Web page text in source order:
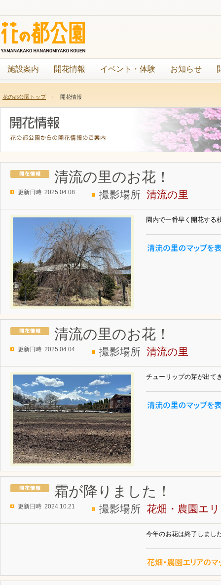
施設案内 開花情報 イベント・体験 お知らせ
花の都公園トップ 開花情報
清流の里のお花！
更新日時 2025.04.08 撮影場所 清流の里
園内で一番早く開花する
清流の里のお花！
更新日時 2025.04.04 撮影場所 清流の里
チューリップの芽が出て
霜が降りました！
更新日時 2024.10.21 撮影場所 花畑・農園エ
今年のお花は終了しまし